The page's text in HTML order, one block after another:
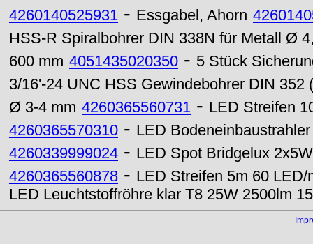
4260140525931 - Essgabel, Ahorn
HSS-R Spiralbohrer DIN 338N für Metall Ø
600 mm 4051435020350 - 5 Stück
3/16'-24 UNC HSS Gewindebohrer DIN 352
Ø 3-4 mm 4260365560731 - LED Streifen
4260365570310 - LED
4260339999024 - LED Spot Bridgelux
4260365560878 - LED Streifen 5m 60
LED Leuchtstoffröhre klar T8 25W 2500lm